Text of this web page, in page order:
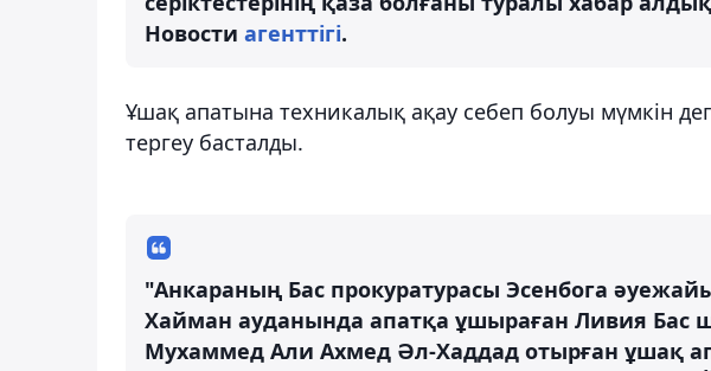
Новости агенттігі.
Ұшақ апатына техникалық ақау себеп болуы мүмкін
тергеу басталды.
"Анкараның Бас прокуратурасы Эсенбога
Хайман ауданында апатқа ұшыраған Ливия Бас
Мухаммед Али Ахмед Әл-Хаддад отырған ұшақ